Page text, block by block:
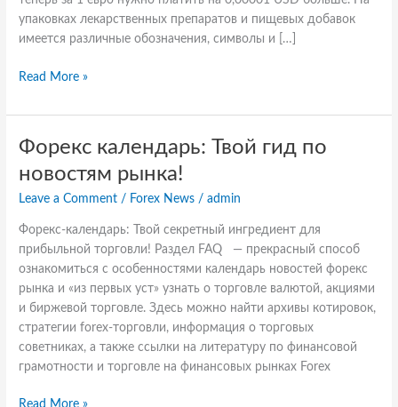
упаковках лекарственных препаратов и пищевых добавок
имеется различные обозначения, символы и […]
Read More »
Форекс календарь: Твой гид по
новостям рынка!
Leave a Comment / Forex News /admin
Форекс-календарь: Твой секретный ингредиент для
прибыльной торговли! Раздел FAQ — прекрасный способ
ознакомиться с особенностями календарь новостей форекс
рынка и «из первых уст» узнать о торговле валютой, акциями
и биржевой торговле. Здесь можно найти архивы котировок,
стратегии forex-торговли, информация о торговых
советниках, а также ссылки на литературу по финансовой
грамотности и торговле на финансовых рынках Forex
Форекс
Твой
гид
по
новостям
рынка!